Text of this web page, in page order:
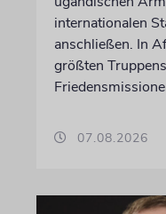
internationalen
anschließen. In
größten
07.08.2026